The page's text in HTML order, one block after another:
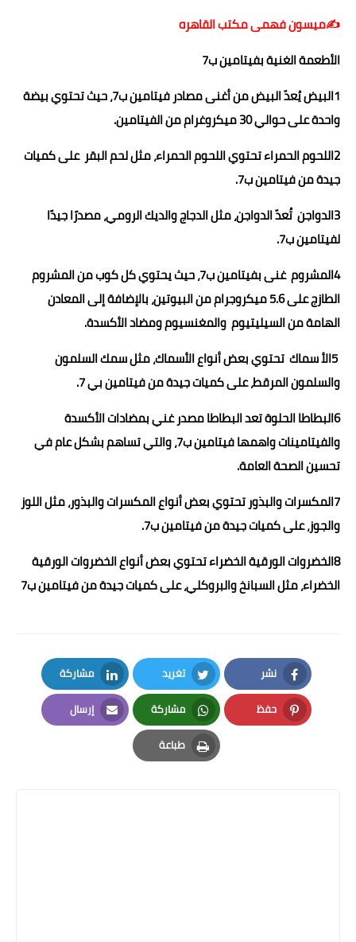
الصحه والجمال
فن المطبخ
مقالات
✍️ميسون فهمى مكتب القاهره
الأطعمة الغنية بفيتامين ب7
1البيض يُعدّ البيض من أغنى مصادر فيتامين ب7، حيث تحتوي بيضة
واحدة على حوالي 30 ميكروغرام من الفيتامين.
2اللحوم الحمراء تحتوي اللحوم الحمراء، مثل لحم البقر على كميات
جيدة من فيتامين ب7.
3الدواجن تُعدّ الدواجن، مثل الدجاج والديك الرومي، مصدرًا جيدًا
لفيتامين ب7.
4المشروم غنى بفيتامين ب7، حيث يحتوي كل كوب من المشروم
الطازج على 5.6 ميكروجرام من البيوتين، بالإضافة إلى المعادن
الهامة من السيليتيوم والمغنسيوم ومضاد الأكسدة.
5الأ سماك تحتوي بعض أنواع الأسماك، مثل سمك السلمون
والسلمون المرقط، على كميات جيدة من فيتامين بي 7.
6البطاطا الحلوة تعد البطاطا مصدر غني بمضادات الأكسدة
والفيتامينات واهمها فيتامين ب7، والتي تساهم بشكل عام في
تحسين الصحة العامة.
7المكسرات والبذور تحتوي بعض أنواع المكسرات والبذور، مثل اللوز
والجوز، على كميات جيدة من فيتامين ب7.
8الخضروات الورقية الخضراء تحتوي بعض أنواع الخضروات الورقية
الخضراء، مثل السبانخ والبروكلي، على كميات جيدة من فيتامين ب7
نشر
Facebook
تغريد
Twitter
مشاركة
LinkedIn
حفظ
Pinterest
مشاركة
Whatsapp
إرسال
Email
طباعة
Print